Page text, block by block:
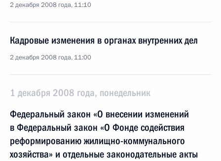
2 декабря 2008 года, 11:10
Кадровые изменения в органах внутренних дел
2 декабря 2008 года, 11:00
1 декабря 2008 года, понедельник
Федеральный закон «О внесении изменений
в Федеральный закон «О Фонде содействия
реформированию жилищно-коммунального
хозяйства» и отдельные законодательные акты